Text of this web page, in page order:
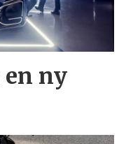
en ny